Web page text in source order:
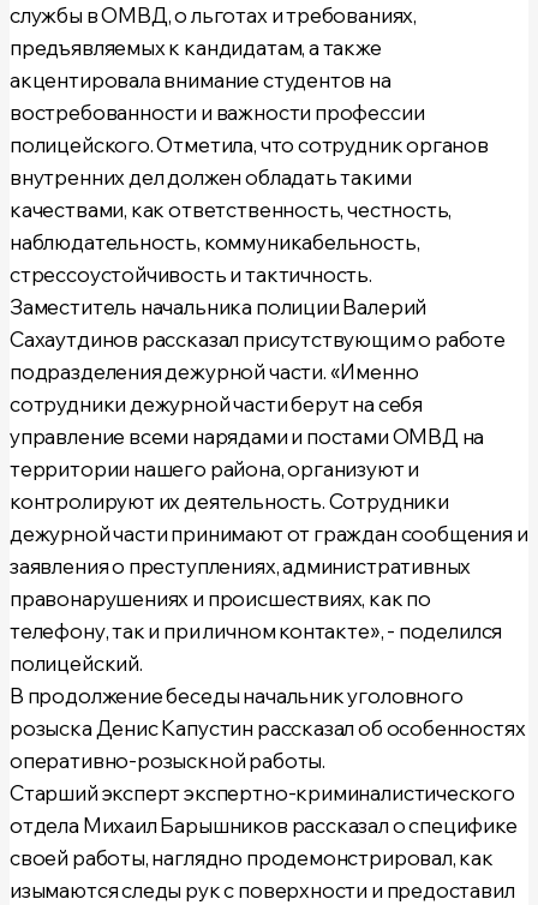
службы в ОМВД, о льготах и требованиях,
предъявляемых к кандидатам, а также
акцентировала внимание студентов на
востребованности и важности профессии
полицейского. Отметила, что сотрудник органов
внутренних дел должен обладать такими
качествами, как ответственность, честность,
наблюдательность, коммуникабельность,
стрессоустойчивость и тактичность.
Заместитель начальника полиции Валерий
Сахаутдинов рассказал присутствующим о работе
подразделения дежурной части. «Именно
сотрудники дежурной части берут на себя
управление всеми нарядами и постами ОМВД на
территории нашего района, организуют и
контролируют их деятельность. Сотрудники
дежурной части принимают от граждан сообщения и
заявления о преступлениях, административных
правонарушениях и происшествиях, как по
телефону, так и при личном контакте», - поделился
полицейский.
В продолжение беседы начальник уголовного
розыска Денис Капустин рассказал об особенностях
оперативно-розыскной работы.
Старший эксперт экспертно-криминалистического
отдела Михаил Барышников рассказал о специфике
своей работы, наглядно продемонстрировал, как
изымаются следы рук с поверхности и предоставил